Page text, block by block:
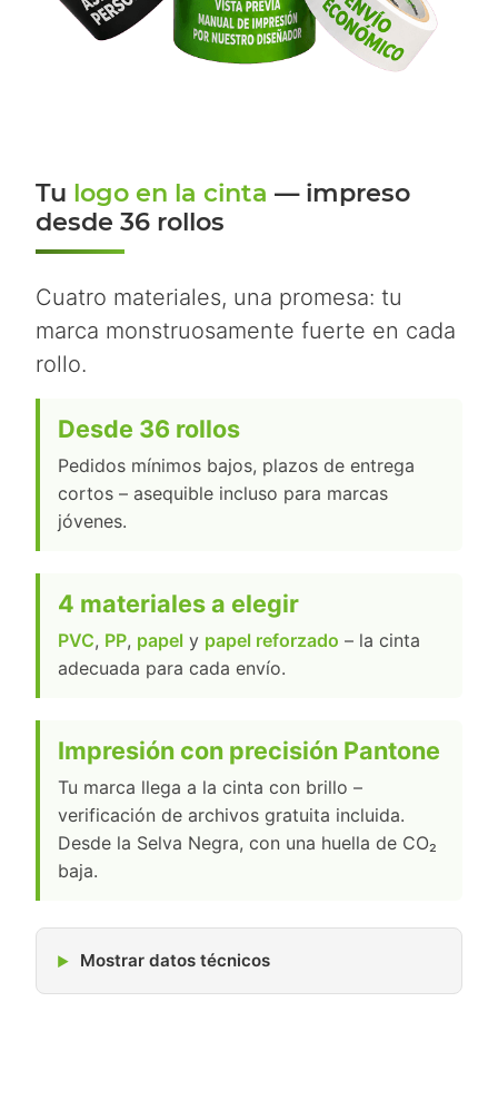
Tu logo en la cinta — impreso
desde 36 rollos
Cuatro materiales, una promesa: tu
marca monstruosamente fuerte en cada
rollo.
Desde 36 rollos
Pedidos mínimos bajos, plazos de entrega
cortos – asequible incluso para marcas
jóvenes.
4 materiales a elegir
PVC, PP, papel y papel reforzado – la cinta
adecuada para cada envío.
Impresión con precisión Pantone
Tu marca llega a la cinta con brillo –
verificación de archivos gratuita incluida.
Desde la Selva Negra, con una huella de CO₂
baja.
Mostrar datos técnicos